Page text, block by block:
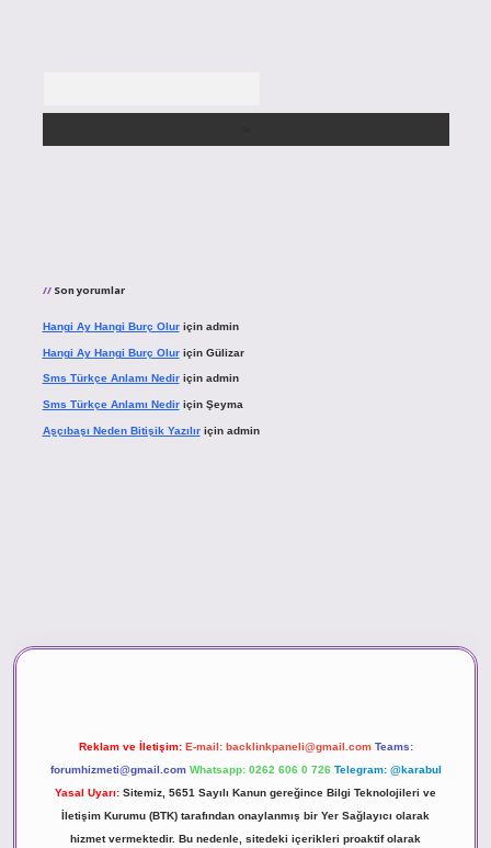
Son yorumlar
Hangi Ay Hangi Burç Oluriçin admin
Hangi Ay Hangi Burç Oluriçin Gülizar
Sms Türkçe Anlamı Nediriçin admin
Sms Türkçe Anlamı Nediriçin Şeyma
Aşçıbaşı Neden Bitişik Yazılıriçin admin
Reklam ve İletişim: E-mail: backlinkpaneli@gmail.com Teams:
forumhizmeti@gmail.com Whatsapp: 0262 606 0 726 Telegram: @karabul
Yasal Uyarı: Sitemiz, 5651 Sayılı Kanun gereğince Bilgi Teknolojileri ve
İletişim Kurumu (BTK) tarafından onaylanmış bir Yer Sağlayıcı olarak
hizmet vermektedir. Bu nedenle, sitedeki içerikleri proaktif olarak